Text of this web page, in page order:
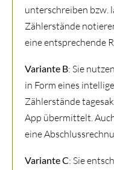
unterschreiben bzw.
Zählerstände
eine entsprechende
Variante B: Sie
in Form eines
Zählerstände
App übermittelt.
eine
Variante C: Sie